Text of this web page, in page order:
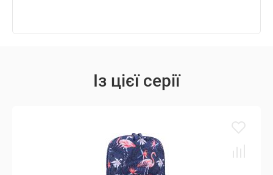
Із цієї серії